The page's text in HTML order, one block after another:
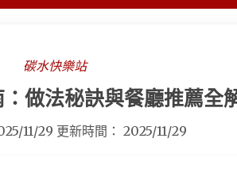
碳水快樂站
做法秘訣與餐廳推薦全
11/29 更新時間： 2025/11/29